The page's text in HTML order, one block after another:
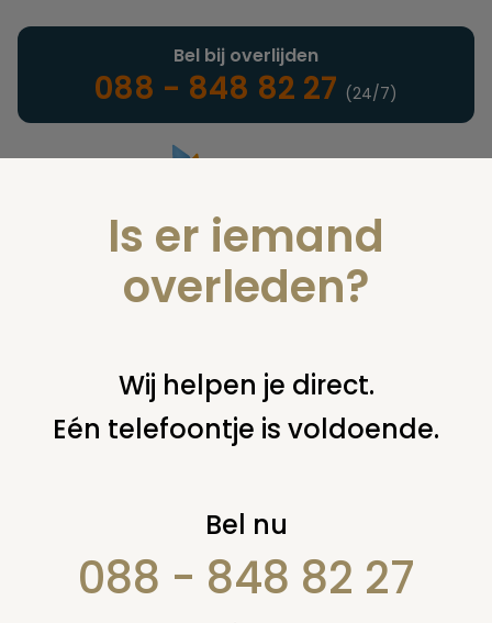
Landelijke uitvaartonderneming
Bel bij overlijden
088 - 848 82 27 (24/7)
Vind een onderneming of
instelling
Zoeken
Is er iemand
overleden?
Wij helpen je direct.
Eén telefoontje is voldoende.
Bel nu
088 - 848 82 27